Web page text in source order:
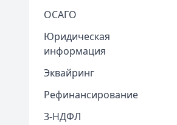
ОСАГО
Юридическая
информация
Эквайринг
Рефинансирование
3-НДФЛ